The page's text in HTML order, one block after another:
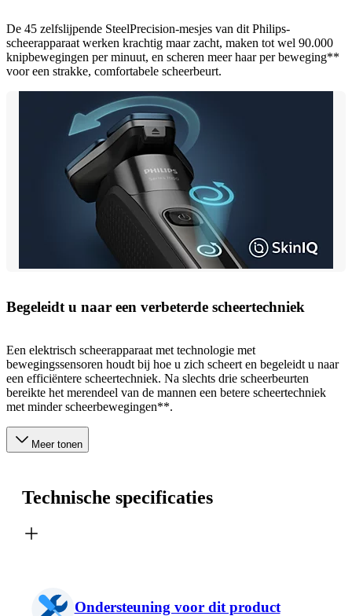
De 45 zelfslijpende SteelPrecision-mesjes van dit Philips-
scheerapparaat werken krachtig maar zacht, maken tot wel 90.000
knipbewegingen per minuut, en scheren meer haar per beweging**
voor een strakke, comfortabele scheerbeurt.
Begeleidt u naar een verbeterde scheertechniek
Een elektrisch scheerapparaat met technologie met
bewegingssensoren houdt bij hoe u zich scheert en begeleidt u naar
een efficiëntere scheertechniek. Na slechts drie scheerbeurten
bereikte het merendeel van de mannen een betere scheertechniek
met minder scheerbewegingen**.
Meer tonen
Technische specificaties
Ondersteuning voor dit product